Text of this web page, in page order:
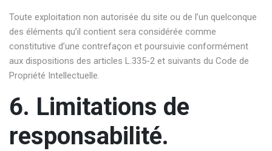
Toute exploitation non autorisée du site ou de l’un quelconque
des éléments qu’il contient sera considérée comme
constitutive d’une contrefaçon et poursuivie conformément
aux dispositions des articles L.335-2 et suivants du Code de
Propriété Intellectuelle.
6. Limitations de
responsabilité.